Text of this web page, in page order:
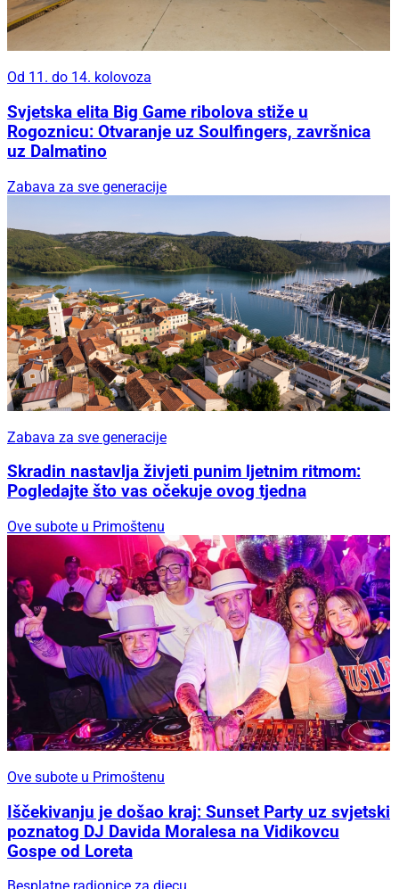
Od 11. do 14. kolovoza
Svjetska elita Big Game ribolova stiže u
Rogoznicu: Otvaranje uz Soulfingers, završnica
uz Dalmatino
Zabava za sve generacije
Zabava za sve generacije
Skradin nastavlja živjeti punim ljetnim ritmom:
Pogledajte što vas očekuje ovog tjedna
Ove subote u Primoštenu
Ove subote u Primoštenu
Iščekivanju je došao kraj: Sunset Party uz svjetski
poznatog DJ Davida Moralesa na Vidikovcu
Gospe od Loreta